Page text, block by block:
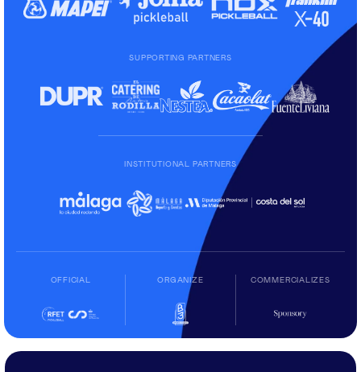
SUPPORTING PARTNERS
INSTITUTIONAL PARTNERS
OFFICIAL ORGANIZE COMMERCIALIZES